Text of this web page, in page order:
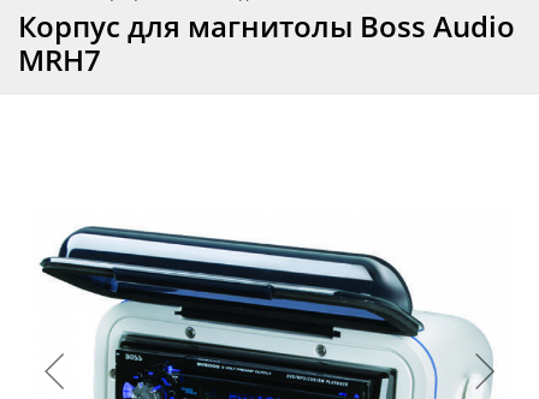
Корпус для магнитолы Boss Audio
MRH7